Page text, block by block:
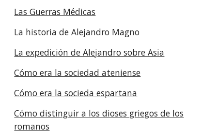
Las Guerras Médicas
La historia de Alejandro Magno
La expedición de Alejandro sobre Asia
Cómo era la sociedad ateniense
Cómo era la socieda espartana
Cómo distinguir a los dioses griegos de los
romanos